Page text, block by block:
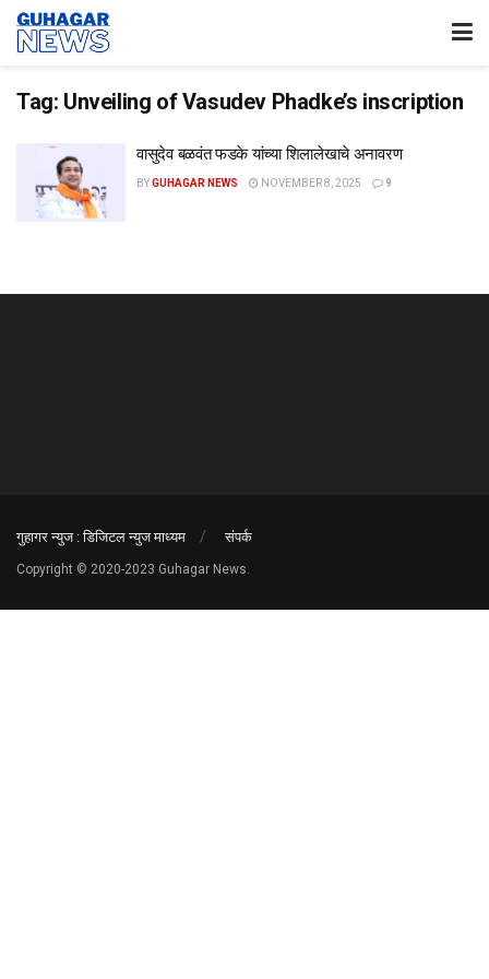
Tag: Unveiling of Vasudev Phadke’s inscription
वासुदेव बळवंत फडके यांच्या शिलालेखाचे अनावरण
BYGUHAGAR NEWS NOVEMBER 8, 2025 9
गुहागर न्युज : डिजिटल न्युज माध्यम संपर्क
Copyright © 2020-2023 Guhagar News.